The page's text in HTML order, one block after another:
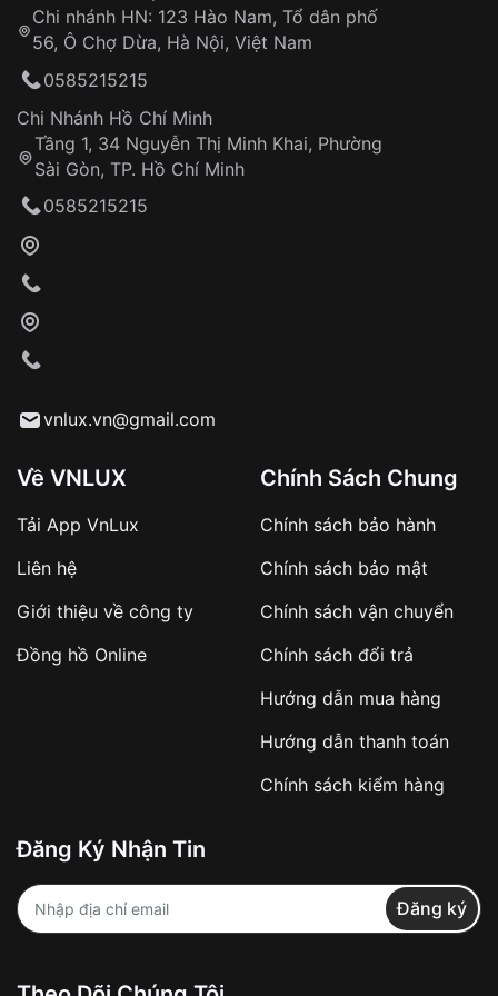
Từ khóa SEO:
Khách hàng kiểm tra và thanh toán trực tiếp
Từ khóa SEO:
sản phẩm đặc biệt
hàng
Số tiền còn lại thanh toán khi nhận hàng hoặc
✔️ Đảm bảo xử lý đơn hàng nhanh chóng
✔️ Hạn chế tình trạng hủy đơn không mong
Từ khóa SEO:
Khách hàng được
Đảm bảo quyền lợi khách hàng
Đồng hành cùng khách hàng trong suốt quá
trình sử dụng
Chi nhánh HN: 123 Hào Nam, Tổ dân phố
56, Ô Chợ Dừa, Hà Nội, Việt Nam
0585215215
Chi Nhánh Hồ Chí Minh
Tầng 1, 34 Nguyễn Thị Minh Khai, Phường
Sài Gòn, TP. Hồ Chí Minh
0585215215
vnlux.vn@gmail.com
Về VNLUX
Tải App VnLux
Liên hệ
Giới thiệu về công ty
Đồng hồ Online
Chính Sách Chung
Chính sách bảo hành
Chính sách bảo mật
Chính sách vận chuyển
Chính sách đổi trả
Hướng dẫn mua hàng
Hướng dẫn thanh toán
Chính sách kiểm hàng
Đăng Ký Nhận Tin
Đăng ký